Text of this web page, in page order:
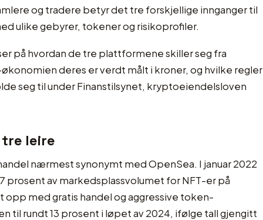
og tradere betyr det tre forskjellige innganger til
ulike gebyrer, tokener og risikoprofiler.
på hvordan de tre plattformene skiller seg fra
deres er verdt målt i kroner, og hvilke regler
seg til under Finanstilsynet, kryptoeiendelsloven
leire
nærmest synonymt med OpenSea. I januar 2022
prosent av markedsplassvolumet for NFT-er på
opp med gratis handel og aggressive token-
til rundt 13 prosent i løpet av 2024, ifølge tall gjengitt